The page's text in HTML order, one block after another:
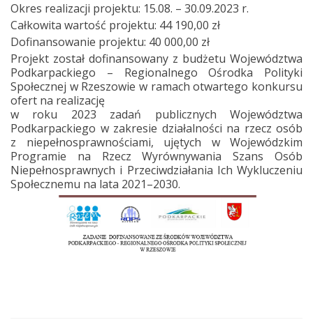
Okres realizacji projektu: 15.08. – 30.09.2023 r.
Całkowita wartość projektu: 44 190,00 zł
Dofinansowanie projektu: 40 000,00 zł
Projekt został dofinansowany z budżetu Województwa
Podkarpackiego – Regionalnego Ośrodka Polityki
Społecznej w Rzeszowie w ramach otwartego konkursu
ofert na realizację
w roku 2023 zadań publicznych Województwa
Podkarpackiego w zakresie działalności na rzecz osób
z niepełnosprawnościami, ujętych w Wojewódzkim
Programie na Rzecz Wyrównywania Szans Osób
Niepełnosprawnych i Przeciwdziałania Ich Wykluczeniu
Społecznemu na lata 2021–2030.